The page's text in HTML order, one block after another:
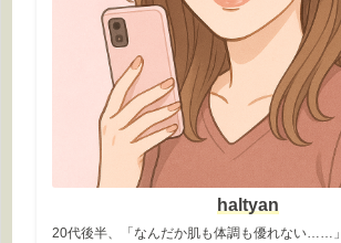
haltyan
20代後半、「なんだか肌も体調も優れない……